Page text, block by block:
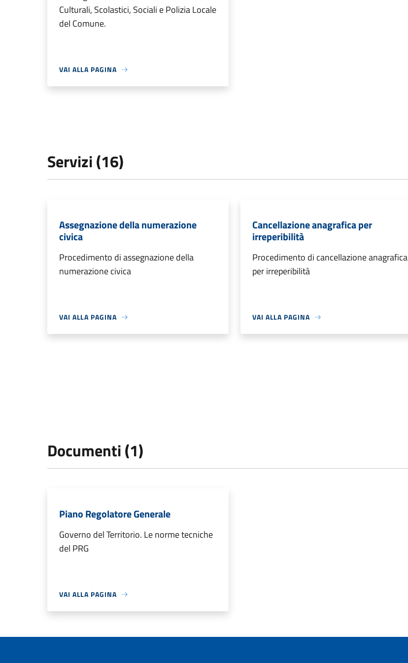
Culturali, Scolastici, Sociali e Polizia Locale
del Comune.
VAI ALLA PAGINA
Servizi (16)
Assegnazione della numerazione
civica
Procedimento di assegnazione della
numerazione civica
VAI ALLA PAGINA
Cancellazione anagrafica per
irreperibilità
Procedimento di cancellazione anagrafica
per irreperibilità
VAI ALLA PAGINA
Documenti (1)
Piano Regolatore Generale
Governo del Territorio. Le norme tecniche
del PRG
VAI ALLA PAGINA